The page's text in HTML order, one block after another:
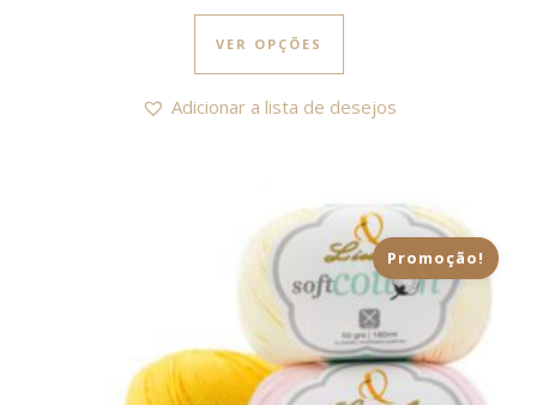
VER OPÇÕES
This product has
Adicionar a lista de desejos
Promoção!